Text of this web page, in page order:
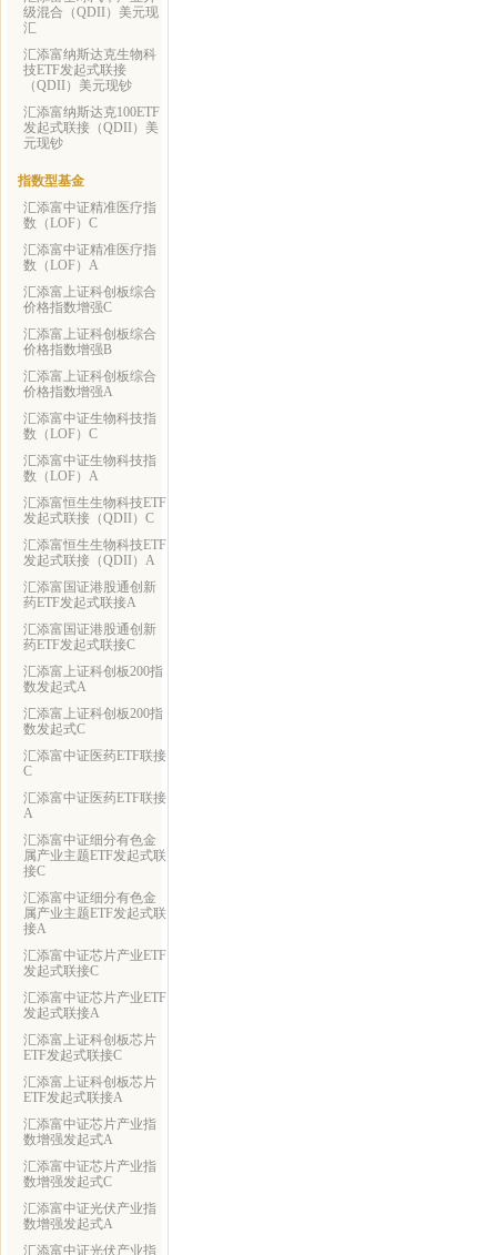
级混合（QDII）美元现
汇
汇添富纳斯达克生物科
技ETF发起式联接
（QDII）美元现钞
汇添富纳斯达克100ETF
发起式联接（QDII）美
元现钞
指数型基金
汇添富中证精准医疗指
数（LOF）C
汇添富中证精准医疗指
数（LOF）A
汇添富上证科创板综合
价格指数增强C
汇添富上证科创板综合
价格指数增强B
汇添富上证科创板综合
价格指数增强A
汇添富中证生物科技指
数（LOF）C
汇添富中证生物科技指
数（LOF）A
汇添富恒生生物科技ETF
发起式联接（QDII）C
汇添富恒生生物科技ETF
发起式联接（QDII）A
汇添富国证港股通创新
药ETF发起式联接A
汇添富国证港股通创新
药ETF发起式联接C
汇添富上证科创板200指
数发起式A
汇添富上证科创板200指
数发起式C
汇添富中证医药ETF联接
C
汇添富中证医药ETF联接
A
汇添富中证细分有色金
属产业主题ETF发起式联
接C
汇添富中证细分有色金
属产业主题ETF发起式联
接A
汇添富中证芯片产业ETF
发起式联接C
汇添富中证芯片产业ETF
发起式联接A
汇添富上证科创板芯片
ETF发起式联接C
汇添富上证科创板芯片
ETF发起式联接A
汇添富中证芯片产业指
数增强发起式A
汇添富中证芯片产业指
数增强发起式C
汇添富中证光伏产业指
数增强发起式A
汇添富中证光伏产业指